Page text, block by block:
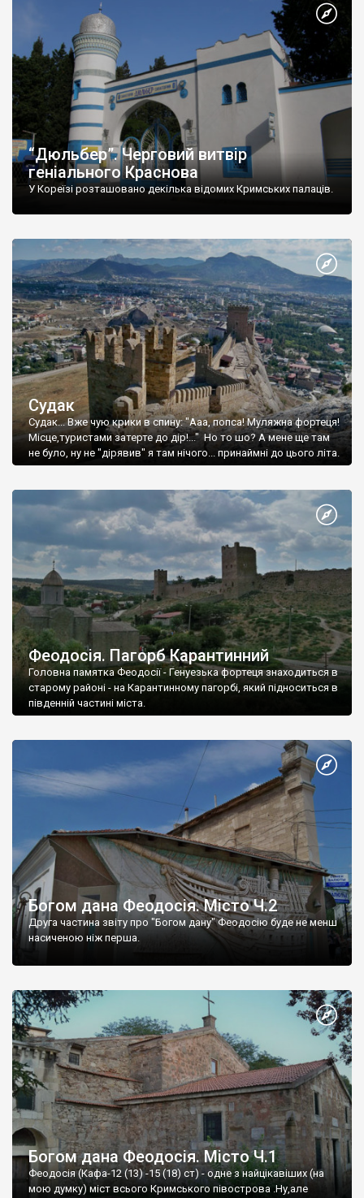
“Дюльбер”. Черговий витвір
геніального Краснова
У Кореїзі розташовано декілька відомих Кримських палаців.
Судак
Судак... Вже чую крики в спину: "Ааа, попса! Муляжна фортеця!
Місце,туристами затерте до дір!..." Но то шо? А мене ще там
не було, ну не "дірявив" я там нічого... принаймні до цього літа.
Феодосія. Пагорб Карантинний
Головна памятка Феодосії - Генуезька фортеця знаходиться в
старому районі - на Карантинному пагорбі, який підноситься в
південній частині міста.
Богом дана Феодосія. Місто Ч.2
Друга частина звіту про "Богом дану" Феодосію буде не менш
насиченою ніж перша.
Богом дана Феодосія. Місто Ч.1
Феодосія (Кафа-12 (13) -15 (18) ст) - одне з найцікавіших (на
мою думку) міст всього Кримського півострова .Ну,але